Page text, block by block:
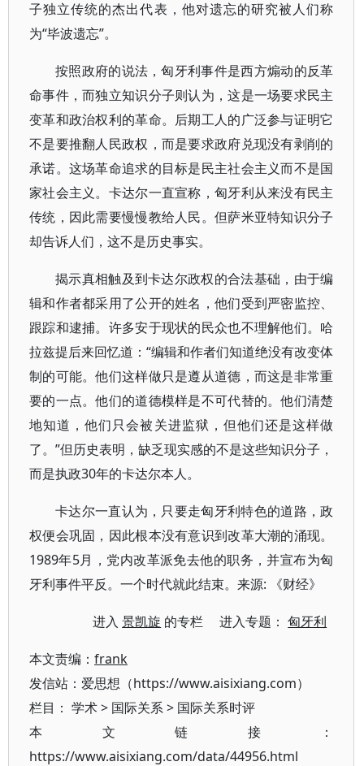
子独立传统的杰出代表，他对遗忘的研究被人们称
为“毕波遗忘”。
按照政府的说法，匈牙利事件是西方煽动的反革
命事件，而独立知识分子则认为，这是一场要求民主
变革和政治权利的革命。后期工人的广泛参与证明它
不是要推翻人民政权，而是要求政府兑现没有剥削的
承诺。这场革命追求的目标是民主社会主义而不是国
家社会主义。卡达尔一直宣称，匈牙利从来没有民主
传统，因此需要慢慢教给人民。但萨米亚特知识分子
却告诉人们，这不是历史事实。
揭示真相触及到卡达尔政权的合法基础，由于编
辑和作者都采用了公开的姓名，他们受到严密监控、
跟踪和逮捕。许多安于现状的民众也不理解他们。哈
拉兹提后来回忆道：“编辑和作者们知道绝没有改变体
制的可能。他们这样做只是遵从道德，而这是非常重
要的一点。他们的道德模样是不可代替的。他们清楚
地知道，他们只会被关进监狱，但他们还是这样做
了。”但历史表明，缺乏现实感的不是这些知识分子，
而是执政30年的卡达尔本人。
卡达尔一直认为，只要走匈牙利特色的道路，政
权便会巩固，因此根本没有意识到改革大潮的涌现。
1989年5月，党内改革派免去他的职务，并宣布为匈
牙利事件平反。一个时代就此结束。来源: 《财经》
进入景凯旋 的专栏 进入专题：匈牙利
本文责编： frank
发信站：爱思想（https://www.aisixiang.com）
栏目： 学术> 国际关系> 国际关系时评
本文链接：
https://www.aisixiang.com/data/44956.html